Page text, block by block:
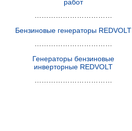
работ
Бензиновые генераторы REDVOLT
Генераторы бензиновые
инверторные REDVOLT